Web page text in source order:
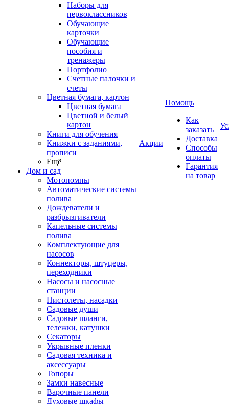
Наборы для
первоклассников
Обучающие
карточки
Обучающие
пособия и
тренажеры
Портфолио
Счетные палочки и
счеты
Цветная бумага, картон
Цветная бумага
Цветной и белый
картон
Книги для обучения
Книжки с заданиями,
прописи
Ещё
Дом и сад
Мотопомпы
Автоматические системы
полива
Дождеватели и
разбрызгиватели
Капельные системы
полива
Комплектующие для
насосов
Коннекторы, штуцеры,
переходники
Насосы и насосные
станции
Пистолеты, насадки
Садовые души
Садовые шланги,
тележки, катушки
Секаторы
Укрывные пленки
Садовая техника и
аксессуары
Топоры
Замки навесные
Варочные панели
Духовые шкафы
Акции
Помощь
Как
заказать
Доставка
Способы
оплаты
Гарантия
на товар